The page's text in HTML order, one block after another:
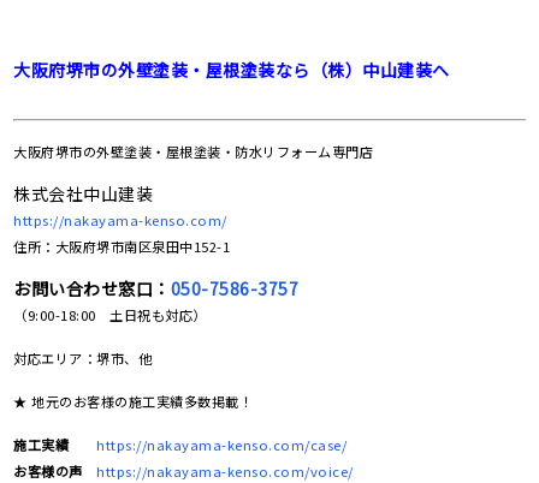
大阪府堺市の外壁塗装・屋根塗装なら（株）中山建装へ
大阪府堺市の外壁塗装・屋根塗装・防水リフォーム専門店
株式会社中山建装
https://nakayama-kenso.com/
住所：大阪府堺市南区泉田中152-1
お問い合わせ窓口： 050-7586-3757
（9:00-18:00 土日祝も対応）
対応エリア：堺市、他
★ 地元のお客様の施工実績多数掲載！
施工実績
https://nakayama-kenso.com/case/
お客様の声
https://nakayama-kenso.com/voice/